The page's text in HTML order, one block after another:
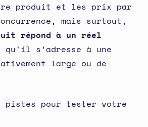
produit et les prix par
mais surtout,
répond à un réel
qu'il s’adresse à une
large ou de
pistes pour tester votre